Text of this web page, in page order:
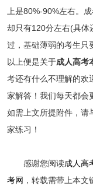
上是80%-90%左右。
却只有120分左右(具体
过，基础薄弱的考生只
以上便是关于成人高考
考还有什么不理解的欢
家解答！我们每天都会
如需上文所提附件，请
家练习！
感谢您阅读成人高
考网 ，转载需带上本文